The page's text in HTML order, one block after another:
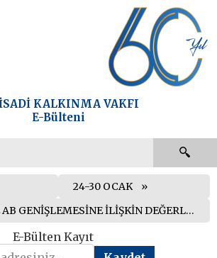
KALKINMA VAKFI
E-Bülteni
24-30 OCAK
FÜLE, AKPM’DE AB GENİŞLEMESİNE İLİŞKİN DEĞERLENDİRMELERDE BULUNDU
E-Bülten Kayıt